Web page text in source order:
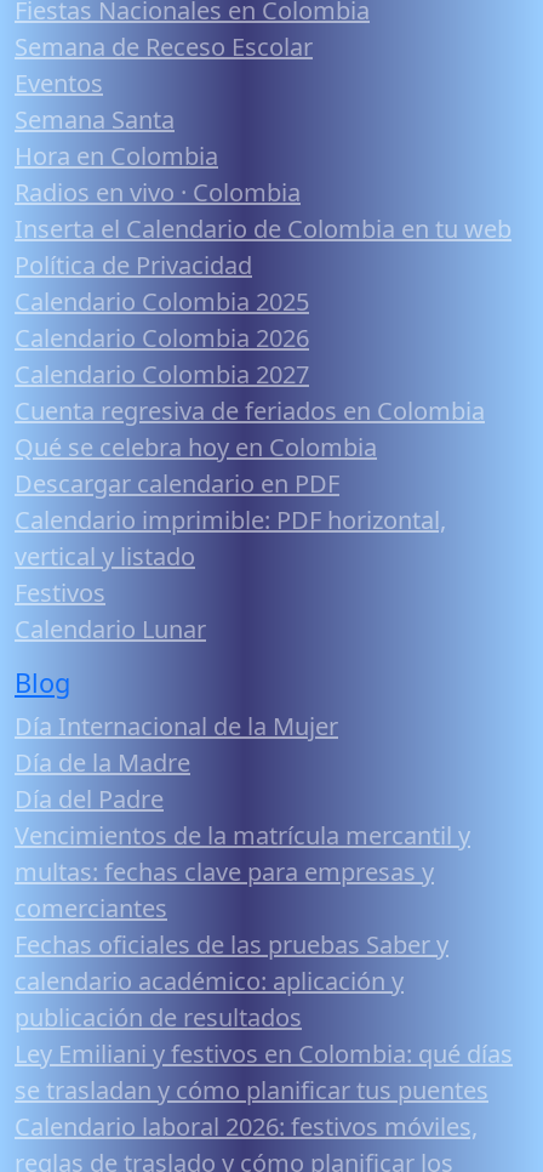
Fiestas Nacionales en Colombia
Semana de Receso Escolar
Eventos
Semana Santa
Hora en Colombia
Radios en vivo · Colombia
Inserta el Calendario de Colombia en tu web
Política de Privacidad
Calendario Colombia 2025
Calendario Colombia 2026
Calendario Colombia 2027
Cuenta regresiva de feriados en Colombia
Qué se celebra hoy en Colombia
Descargar calendario en PDF
Calendario imprimible: PDF horizontal,
vertical y listado
Festivos
Calendario Lunar
Blog
Día Internacional de la Mujer
Día de la Madre
Día del Padre
Vencimientos de la matrícula mercantil y
multas: fechas clave para empresas y
comerciantes
Fechas oficiales de las pruebas Saber y
calendario académico: aplicación y
publicación de resultados
Ley Emiliani y festivos en Colombia: qué días
se trasladan y cómo planificar tus puentes
Calendario laboral 2026: festivos móviles,
reglas de traslado y cómo planificar los